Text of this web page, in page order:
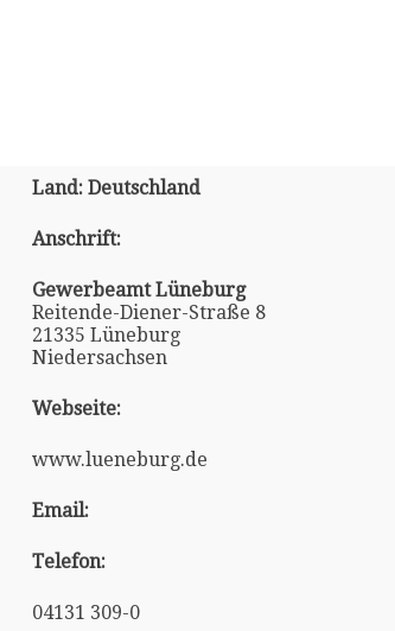
Land: Deutschland
Anschrift:
Gewerbeamt Lüneburg
Reitende-Diener-Straße 8
21335 Lüneburg
Niedersachsen
Webseite:
www.lueneburg.de
Email:
Telefon:
04131 309-0